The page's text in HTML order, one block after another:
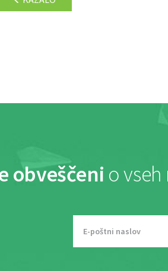
obveščeni o